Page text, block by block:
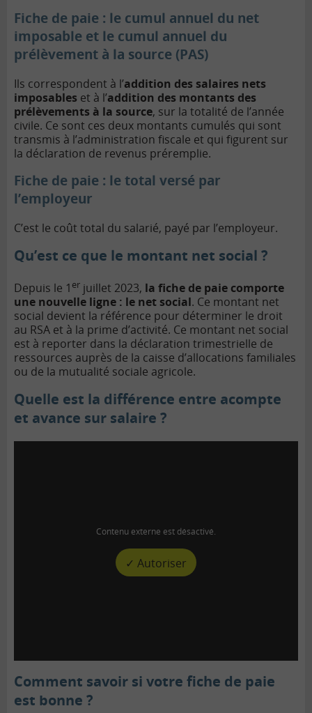
Fiche de paie : le cumul annuel du net
imposable et le cumul annuel du
prélèvement à la source (PAS)
Ils correspondent à l’addition des salaires nets
imposables et à l’addition des montants des
prélèvements à la source, sur la totalité de l’année
civile. Ce sont ces deux montants cumulés qui sont
transmis à l’administration fiscale et qui figurent sur
la déclaration de revenus préremplie.
Fiche de paie : le total versé par
l’employeur
C’est le coût total du salarié, payé par l’employeur.
Qu’est ce que le montant net social ?
Depuis le 1 er juillet 2023, la fiche de paie comporte
une nouvelle ligne : le net social. Ce montant net
social devient la référence pour déterminer le droit
au RSA et à la prime d’activité. Ce montant net social
est à reporter dans la déclaration trimestrielle de
ressources auprès de la caisse d’allocations familiales
ou de la mutualité sociale agricole.
Quelle est la différence entre acompte
et avance sur salaire ?
Contenu externe est désactivé.
✓ Autoriser
Comment savoir si votre fiche de paie
est bonne ?